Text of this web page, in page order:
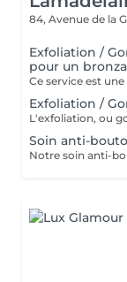
84, Avenue de la
Exfoliation /
pour un
Exfoliation /
Soin anti-